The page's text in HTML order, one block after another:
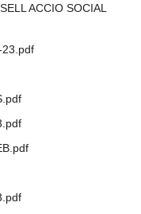
ACCIO SOCIAL
23.pdf